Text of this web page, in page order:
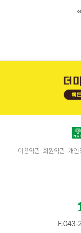
이용약관 회원약관 개인
F.